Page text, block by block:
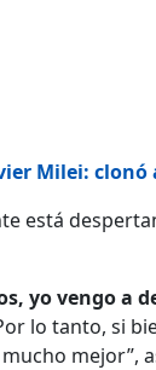
Milei:
está
yo vengo a
lo tanto, si
mejor”,